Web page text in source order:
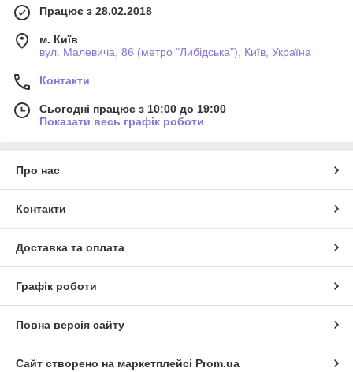
Працює з 28.02.2018
м. Київ
вул. Малевича, 86 (метро "Либідська"), Київ, Україна
Контакти
Сьогодні працює з 10:00 до 19:00
Показати весь графік роботи
Про нас
Контакти
Доставка та оплата
Графік роботи
Повна версія сайту
Сайт створено на маркетплейсі Prom.ua